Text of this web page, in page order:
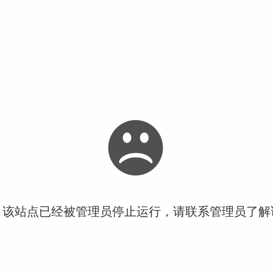
站点已经被管理员停止运行，请联系管理员了